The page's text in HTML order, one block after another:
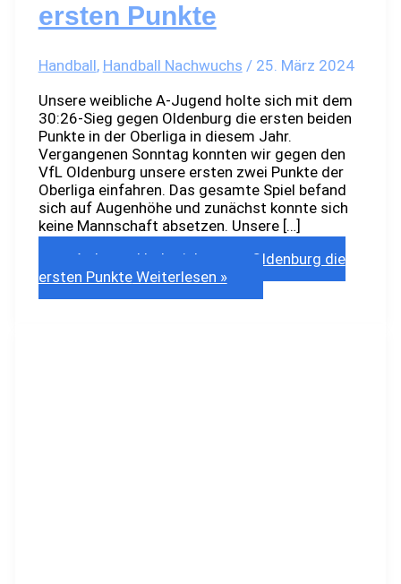
ersten Punkte
Handball, Handball Nachwuchs / 25. März 2024
Unsere weibliche A-Jugend holte sich mit dem
30:26-Sieg gegen Oldenburg die ersten beiden
Punkte in der Oberliga in diesem Jahr.
Vergangenen Sonntag konnten wir gegen den
VfL Oldenburg unsere ersten zwei Punkte der
Oberliga einfahren. Das gesamte Spiel befand
sich auf Augenhöhe und zunächst konnte sich
keine Mannschaft absetzen. Unsere […]
A-Jugend holt sich gegen Oldenburg die
ersten PunkteWeiterlesen »